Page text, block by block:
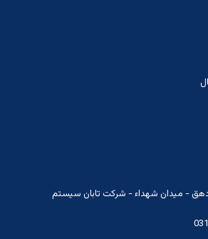
- میدان شهداء - شرکت تابان سیستم